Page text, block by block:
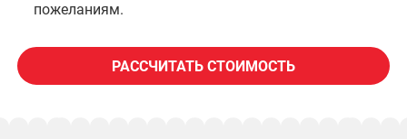
пожеланиям.
РАССЧИТАТЬ СТОИМОСТЬ